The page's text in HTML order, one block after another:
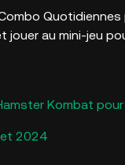
jouer au mini-jeu
Kombat
2024